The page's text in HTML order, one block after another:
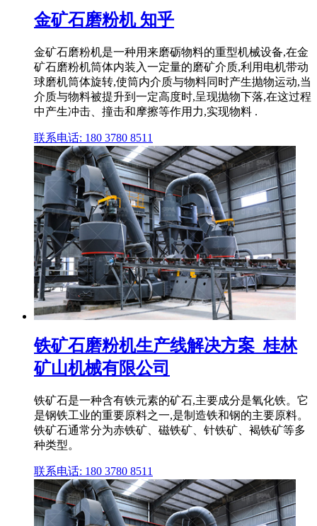
金矿石磨粉机 知乎
金矿石磨粉机是一种用来磨砺物料的重型机械设备,在金
矿石磨粉机筒体内装入一定量的磨矿介质,利用电机带动
球磨机筒体旋转,使筒内介质与物料同时产生抛物运动,当
介质与物料被提升到一定高度时,呈现抛物下落,在这过程
中产生冲击、撞击和摩擦等作用力,实现物料 .
联系电话: 180 3780 8511
铁矿石磨粉机生产线解决方案_桂林
矿山机械有限公司
铁矿石是一种含有铁元素的矿石,主要成分是氧化铁。它
是钢铁工业的重要原料之一,是制造铁和钢的主要原料。
铁矿石通常分为赤铁矿、磁铁矿、针铁矿、褐铁矿等多
种类型。
联系电话: 180 3780 8511